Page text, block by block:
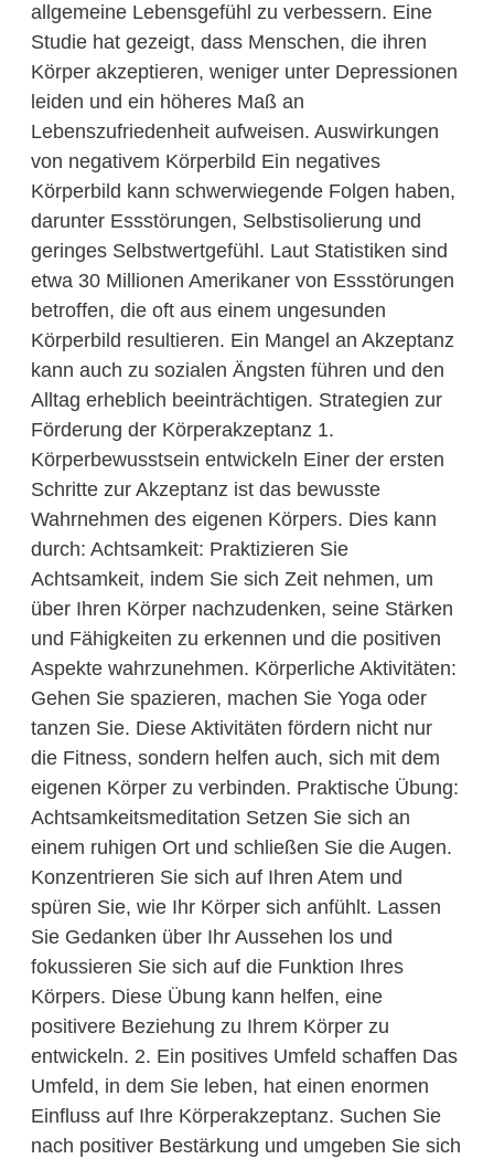
allgemeine Lebensgefühl zu verbessern. Eine
Studie hat gezeigt, dass Menschen, die ihren
Körper akzeptieren, weniger unter Depressionen
leiden und ein höheres Maß an
Lebenszufriedenheit aufweisen. Auswirkungen
von negativem Körperbild Ein negatives
Körperbild kann schwerwiegende Folgen haben,
darunter Essstörungen, Selbstisolierung und
geringes Selbstwertgefühl. Laut Statistiken sind
etwa 30 Millionen Amerikaner von Essstörungen
betroffen, die oft aus einem ungesunden
Körperbild resultieren. Ein Mangel an Akzeptanz
kann auch zu sozialen Ängsten führen und den
Alltag erheblich beeinträchtigen. Strategien zur
Förderung der Körperakzeptanz 1.
Körperbewusstsein entwickeln Einer der ersten
Schritte zur Akzeptanz ist das bewusste
Wahrnehmen des eigenen Körpers. Dies kann
durch: Achtsamkeit: Praktizieren Sie
Achtsamkeit, indem Sie sich Zeit nehmen, um
über Ihren Körper nachzudenken, seine Stärken
und Fähigkeiten zu erkennen und die positiven
Aspekte wahrzunehmen. Körperliche Aktivitäten:
Gehen Sie spazieren, machen Sie Yoga oder
tanzen Sie. Diese Aktivitäten fördern nicht nur
die Fitness, sondern helfen auch, sich mit dem
eigenen Körper zu verbinden. Praktische Übung:
Achtsamkeitsmeditation Setzen Sie sich an
einem ruhigen Ort und schließen Sie die Augen.
Konzentrieren Sie sich auf Ihren Atem und
spüren Sie, wie Ihr Körper sich anfühlt. Lassen
Sie Gedanken über Ihr Aussehen los und
fokussieren Sie sich auf die Funktion Ihres
Körpers. Diese Übung kann helfen, eine
positivere Beziehung zu Ihrem Körper zu
entwickeln. 2. Ein positives Umfeld schaffen Das
Umfeld, in dem Sie leben, hat einen enormen
Einfluss auf Ihre Körperakzeptanz. Suchen Sie
nach positiver Bestärkung und umgeben Sie sich